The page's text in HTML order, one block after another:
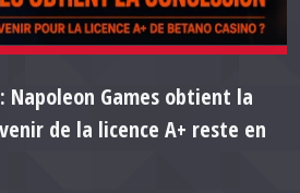
Napoleon Games obtient la
de la licence A+ reste en